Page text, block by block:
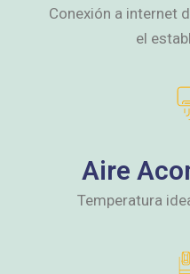
Conexión a internet
el
Aire
Temperatura